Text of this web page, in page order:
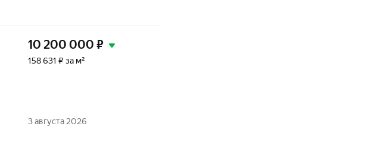
10 200 000 ₽
158 631 ₽ за м²
3 августа 2026